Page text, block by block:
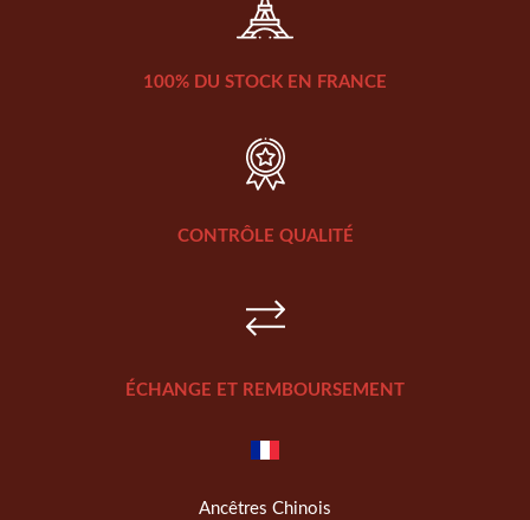
100% DU STOCK EN FRANCE
CONTRÔLE QUALITÉ
ÉCHANGE ET REMBOURSEMENT
Ancêtres Chinois